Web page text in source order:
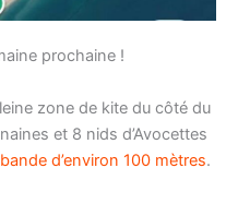
prochaine !
zone de kite du côté du
et 8 nids d’Avocettes
bande d’environ 100 mètres.